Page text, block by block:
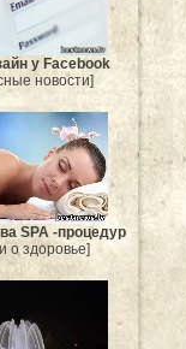
у Facebook
новости]
SPA -процедур
о здоровье]